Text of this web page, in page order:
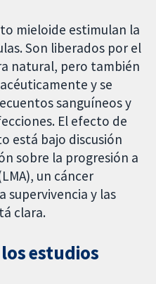
mieloide estimulan la
Son liberados por el
natural, pero también
y se
sanguíneos y
El efecto de
está bajo discusión
sobre la progresión a
un cáncer
supervivencia y las
clara.
estudios